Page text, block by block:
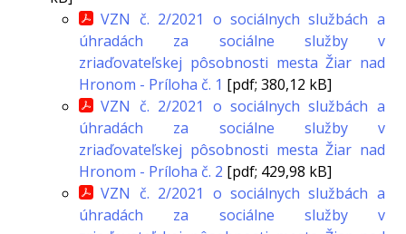
VZN č. 2/2021 o sociálnych službách a
úhradách za sociálne služby v
zriaďovateľskej pôsobnosti mesta Žiar nad
Hronom - Príloha č. 1 [pdf; 380,12 kB]
VZN č. 2/2021 o sociálnych službách a
úhradách za sociálne služby v
zriaďovateľskej pôsobnosti mesta Žiar nad
Hronom - Príloha č. 2 [pdf; 429,98 kB]
VZN č. 2/2021 o sociálnych službách a
úhradách za sociálne služby v